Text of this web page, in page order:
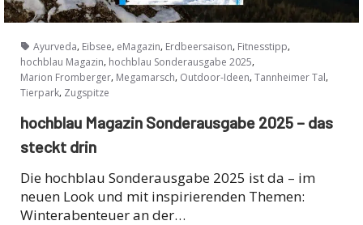
Ayurveda, Eibsee, eMagazin, Erdbeersaison, Fitnesstipp,
hochblau Magazin, hochblau Sonderausgabe 2025,
Marion Fromberger, Megamarsch, Outdoor-Ideen, Tannheimer Tal,
Tierpark, Zugspitze
hochblau Magazin Sonderausgabe 2025 – das
steckt drin
Die hochblau Sonderausgabe 2025 ist da – im
neuen Look und mit inspirierenden Themen:
Winterabenteuer an der…